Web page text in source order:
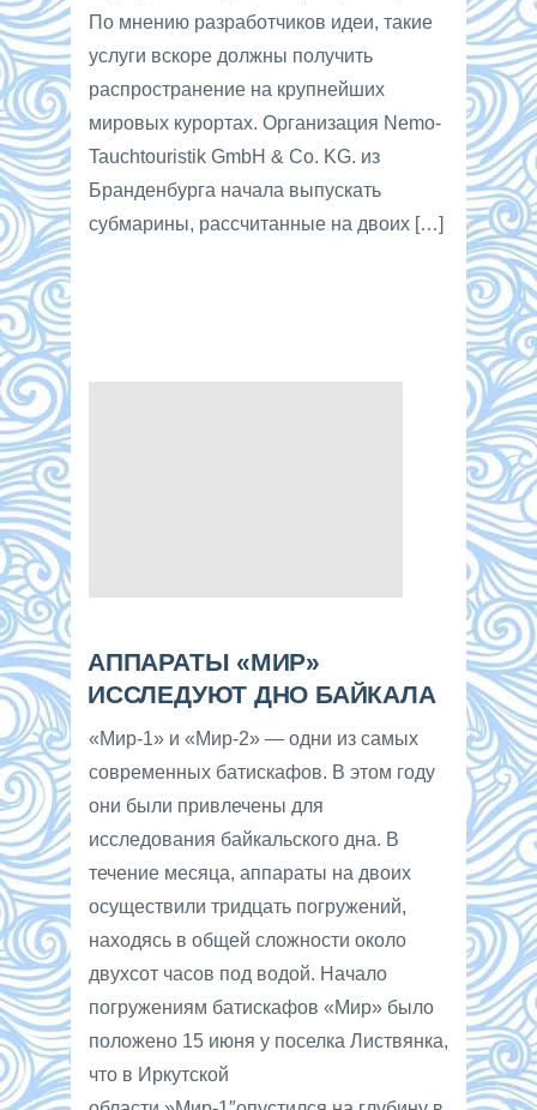
По мнению разработчиков идеи, такие
услуги вскоре должны получить
распространение на крупнейших
мировых курортах. Организация Nemo-
Tauchtouristik GmbH & Co. KG. из
Бранденбурга начала выпускать
субмарины, рассчитанные на двоих […]
АППАРАТЫ «МИР»
ИССЛЕДУЮТ ДНО БАЙКАЛА
«Мир-1» и «Мир-2» — одни из самых
современных батискафов. В этом году
они были привлечены для
исследования байкальского дна. В
течение месяца, аппараты на двоих
осуществили тридцать погружений,
находясь в общей сложности около
двухсот часов под водой. Начало
погружениям батискафов «Мир» было
положено 15 июня у поселка Листвянка,
что в Иркутской